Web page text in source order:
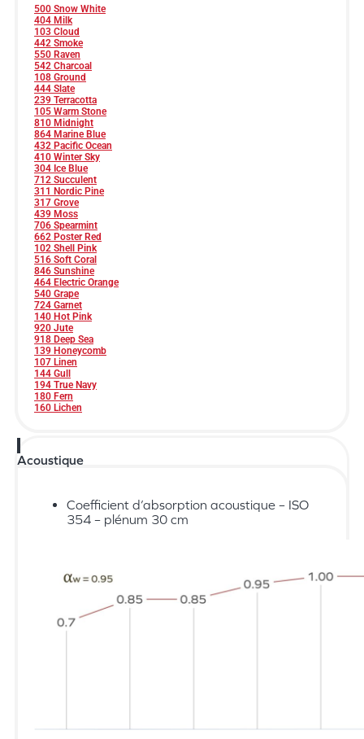
500 Snow White
404 Milk
103 Cloud
442 Smoke
550 Raven
542 Charcoal
108 Ground
444 Slate
239 Terracotta
105 Warm Stone
810 Midnight
864 Marine Blue
432 Pacific Ocean
410 Winter Sky
304 Ice Blue
712 Succulent
311 Nordic Pine
317 Grove
439 Moss
706 Spearmint
662 Poster Red
102 Shell Pink
516 Soft Coral
846 Sunshine
464 Electric Orange
540 Grape
724 Garnet
140 Hot Pink
920 Jute
918 Deep Sea
139 Honeycomb
107 Linen
144 Gull
194 True Navy
180 Fern
160 Lichen
Acoustique
Coefficient d’absorption acoustique – ISO
354 – plénum 30 cm